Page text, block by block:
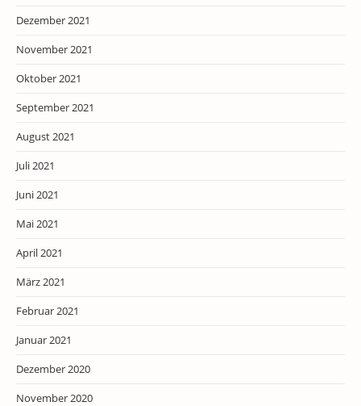
Dezember 2021
November 2021
Oktober 2021
September 2021
August 2021
Juli 2021
Juni 2021
Mai 2021
April 2021
März 2021
Februar 2021
Januar 2021
Dezember 2020
November 2020